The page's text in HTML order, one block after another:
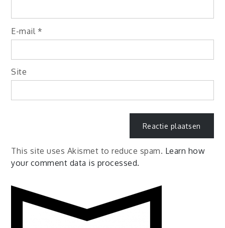
E-mail *
Site
This site uses Akismet to reduce spam. Learn how
your comment data is processed.